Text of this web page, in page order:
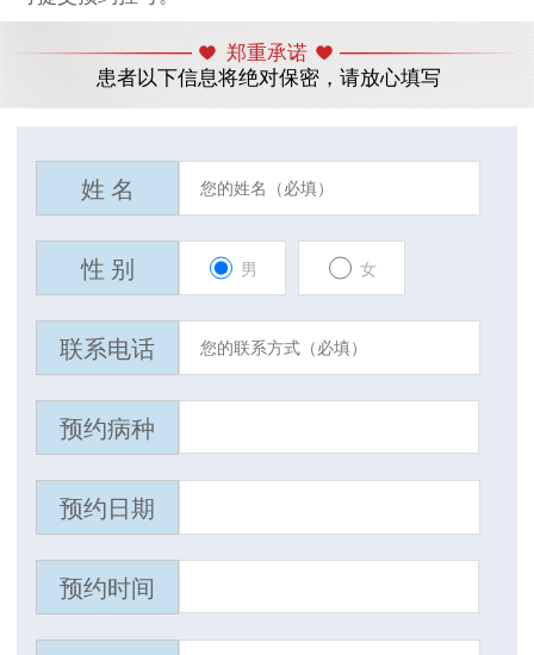
郑重承诺
患者以下信息将绝对保密，请放心填写
姓 名
性 别 男 女
联系电话
预约病种
预约日期
预约时间